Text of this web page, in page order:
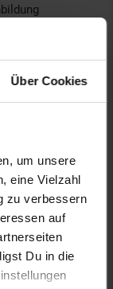
Über Cookies
um unsere
eine Vielzahl
zu verbessern
auf
Du in die